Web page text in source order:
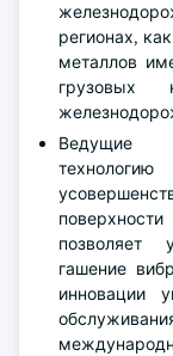
регионах,
металлов
грузовых
Ведущие
позволяет
гашение
инновации